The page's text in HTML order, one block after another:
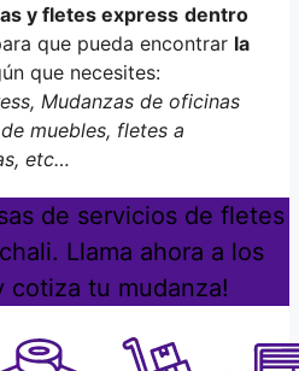
y fletes express dentro
que pueda encontrar la
que necesites:
Mudanzas de oficinas
muebles, fletes a
etc…
de servicios de fletes
Llama ahora a los
cotiza tu mudanza!